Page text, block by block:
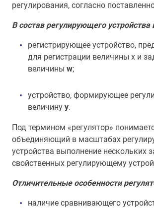
регулирования, согласно
В состав регулирующего устройства
регистрирующее устройство,
для регистрации величины х и
величины w;
устройство, формирующее
величину y.
Под термином «регулятор»
объединяющий в масштабах
устройства выполнение нескольких
свойственных регулирующему
Отличительные особенности
наличие сравнивающего